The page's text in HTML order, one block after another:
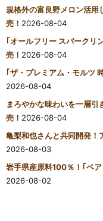
規格外の富良野メロン活
売！ 2026-08-04
｢オールフリー スパークリ
売！ 2026-08-04
｢ザ・プレミアム・モルツ
2026-08-04
まろやかな味わいを一層引
売！ 2026-08-04
亀梨和也さんと共同開発！
2026-08-03
岩手県産原料100％！｢ベ
2026-08-02